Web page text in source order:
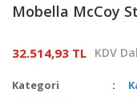
Mobella McCoy
32.514,93 TL KDV
Kategori